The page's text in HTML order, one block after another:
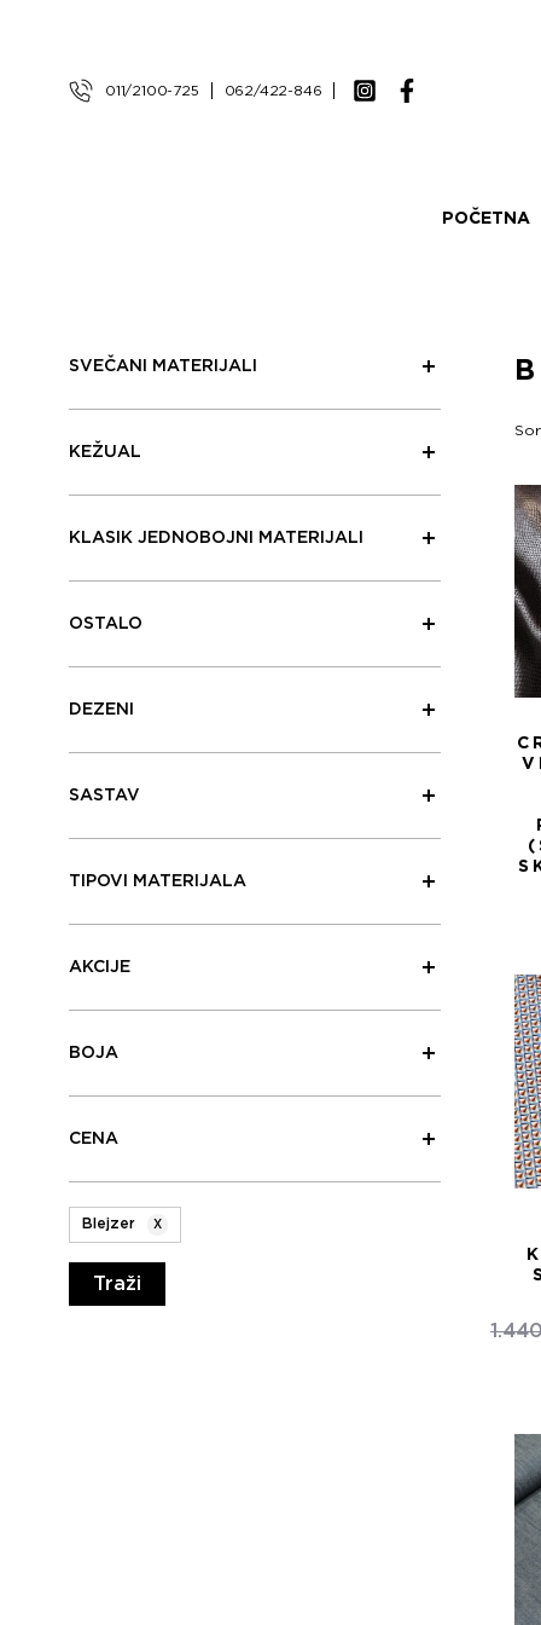
011/2100-725 062/422-846
POČETNA
SVEČANI MATERIJALI
KEŽUAL
KLASIK JEDNOBOJNI MATERIJALI
OSTALO
DEZENI
SASTAV
TIPOVI MATERIJALA
AKCIJE
BOJA
CENA
Blejzer X
Traži